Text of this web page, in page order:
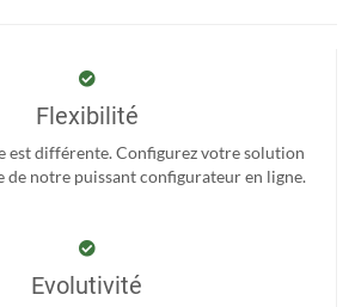
Flexibilité
est différente. Configurez votre solution
de notre puissant configurateur en ligne.
Evolutivité